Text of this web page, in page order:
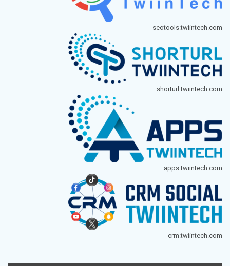
seotools.twiintech.com
shorturl.twiintech.com
apps.twiintech.com
crm.twiintech.com